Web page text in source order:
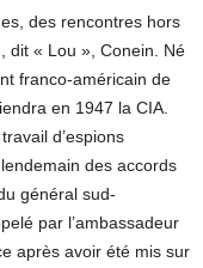
des rencontres hors
dit « Lou », Conein. Né
franco-américain de
en 1947 la CIA.
d’espions
des accords
général sud-
par l’ambassadeur
après avoir été mis sur